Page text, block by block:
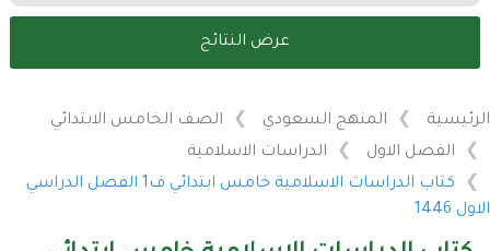
عرض النتائج
الرئيسية المنهج السعودي
الصف الخامس الابتدائي
الفصل الاول
الدراسات الاسلامية
كتاب الدراسات الاسلامية خامس ابتدائي ف1 الفصل الدراسي
الاول 1446